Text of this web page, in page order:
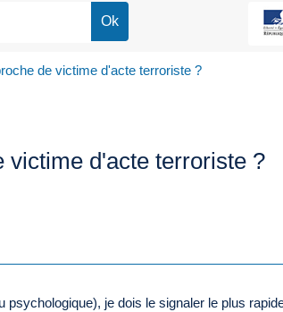
de victime d'acte terroriste ?
victime d'acte terroriste ?
je dois le signaler le plus